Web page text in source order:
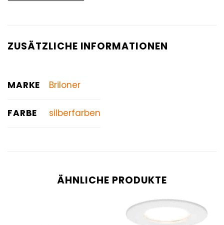
ZUSÄTZLICHE INFORMATIONEN
MARKE Briloner
FARBE silberfarben
ÄHNLICHE PRODUKTE